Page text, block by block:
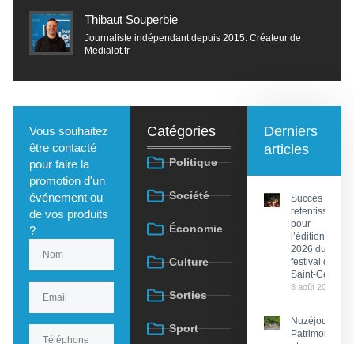
Thibaut Souperbie
Journaliste indépendant depuis 2015. Créateur de
Medialot.fr
Vous souhaitez
être contacté
pour faire la
promotion d'un
événement ou
de vos produits
?
Catégories
Politique
Société
Économie
Culture
Sorties
Sport
Derniers
articles
Succès
retentissant
pour
l’édition
2026 du
festival de
Saint-Céré
8 août 2026
Nuzéjouls :
Patrimoine